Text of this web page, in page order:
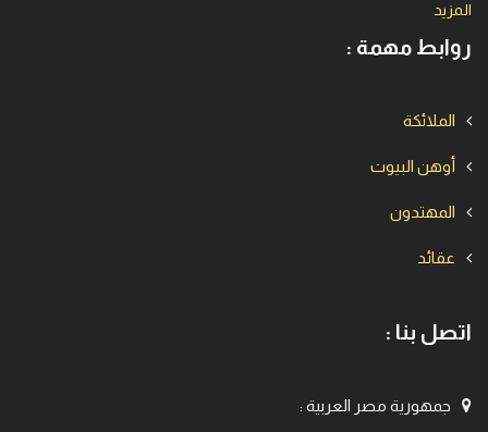
المزيد
روابط مهمة :
الملائكة
أوهن البيوت
المهتدون
عقائد
اتصل بنا :
جمهورية مصر العربية :